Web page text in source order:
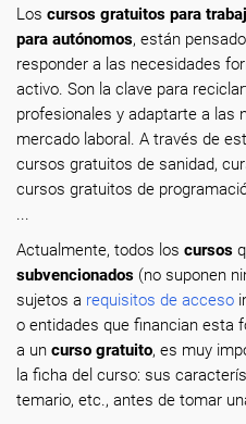
Los cursos gratuitos para
para autónomos, están
responder a las necesidades
activo. Son la clave para
profesionales y adaptarte a las
mercado laboral. A través de
cursos gratuitos de sanidad,
cursos gratuitos de
...
Actualmente, todos los cursos
subvencionados (no suponen
sujetos a requisitos de acceso
o entidades que financian esta
a un curso gratuito, es muy
la ficha del curso: sus
temario, etc., antes de tomar